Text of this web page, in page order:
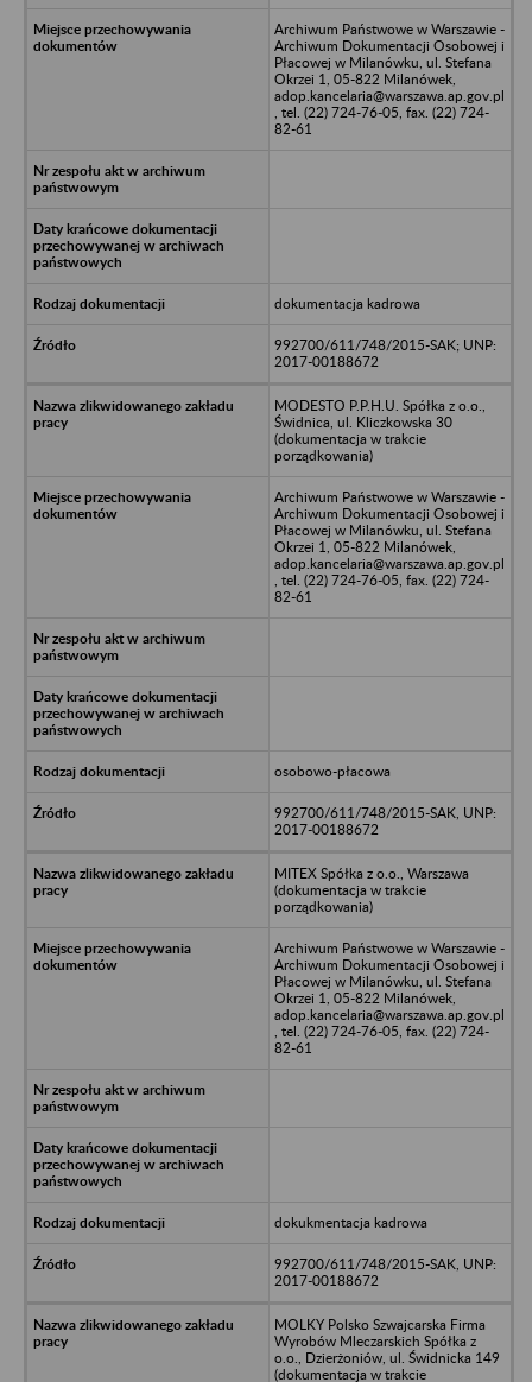
Archiwum Państwowe w Warszawie -
Archiwum Dokumentacji Osobowej i
Płacowej w Milanówku, ul. Stefana
Okrzei 1, 05-822 Milanówek,
adop.kancelaria@warszawa.ap.gov.pl
, tel. (22) 724-76-05, fax. (22) 724-
82-61
dokumentacja kadrowa
992700/611/748/2015-SAK; UNP:
2017-00188672
MODESTO P.P.H.U. Spółka z o.o.,
Świdnica, ul. Kliczkowska 30
(dokumentacja w trakcie
porządkowania)
Archiwum Państwowe w Warszawie -
Archiwum Dokumentacji Osobowej i
Płacowej w Milanówku, ul. Stefana
Okrzei 1, 05-822 Milanówek,
adop.kancelaria@warszawa.ap.gov.pl
, tel. (22) 724-76-05, fax. (22) 724-
82-61
osobowo-płacowa
992700/611/748/2015-SAK, UNP:
2017-00188672
MITEX Spółka z o.o., Warszawa
(dokumentacja w trakcie
porządkowania)
Archiwum Państwowe w Warszawie -
Archiwum Dokumentacji Osobowej i
Płacowej w Milanówku, ul. Stefana
Okrzei 1, 05-822 Milanówek,
adop.kancelaria@warszawa.ap.gov.pl
, tel. (22) 724-76-05, fax. (22) 724-
82-61
dokukmentacja kadrowa
992700/611/748/2015-SAK, UNP:
2017-00188672
MOLKY Polsko Szwajcarska Firma
Wyrobów Mleczarskich Spółka z
o.o., Dzierżoniów, ul. Świdnicka 149
(dokumentacja w trakcie